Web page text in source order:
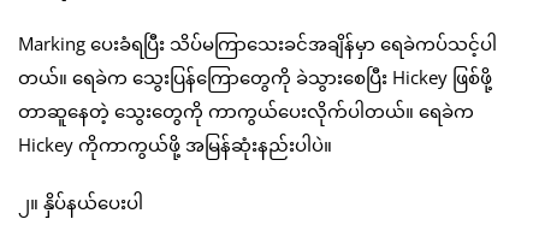
Marking ပေးခံရပြီး သိပ်မကြာသေးခင်အချိန်မှာ ရေခဲကပ်သင့်ပါ
တယ်။ ရေခဲက သွေးပြန်ကြောတွေကို ခဲသွားစေပြီး Hickey ဖြစ်ဖို့
တာဆူနေတဲ့ သွေးတွေကို ကာကွယ်ပေးလိုက်ပါတယ်။ ရေခဲက
Hickey ကိုကာကွယ်ဖို့ အမြန်ဆုံးနည်းပါပဲ။
၂။ နှိပ်နယ်ပေးပါ